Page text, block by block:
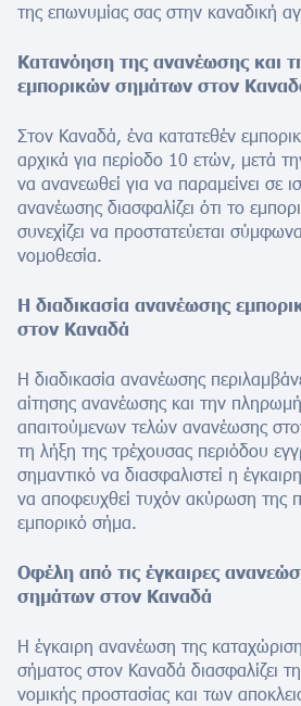
της επωνυμίας σας στην καναδική
Κατανόηση της ανανέωσης και
εμπορικών σημάτων στον
Στον Καναδά, ένα κατατεθέν
αρχικά για περίοδο 10 ετών, μετά
να ανανεωθεί για να παραμείνει σε
ανανέωσης διασφαλίζει ότι το
συνεχίζει να προστατεύεται
νομοθεσία.
Η διαδικασία ανανέωσης
στον Καναδά
Η διαδικασία ανανέωσης
αίτησης ανανέωσης και την
απαιτούμενων τελών ανανέωσης
τη λήξη της τρέχουσας περιόδου
σημαντικό να διασφαλιστεί η
να αποφευχθεί τυχόν ακύρωση της
εμπορικό σήμα.
Οφέλη από τις έγκαιρες
σημάτων στον Καναδά
Η έγκαιρη ανανέωση της
σήματος στον Καναδά διασφαλίζει
νομικής προστασίας και των